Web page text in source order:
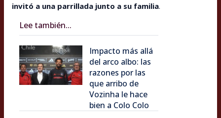
invitó a una parrillada junto a su familia.
Lee también...
Impacto más allá
del arco albo: las
razones por las
que arribo de
Vozinha le hace
bien a Colo Colo